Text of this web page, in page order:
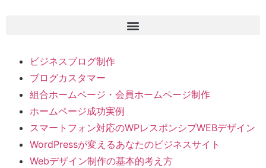
ビジネスブログ制作
ブログカスタマー
組合ホームページ・会員ホームページ制作
ホームページ成功実例
スマートフォン対応のWPレスポンシブWEBデザイン
WordPressが変えるあなたのビジネスサイト
Webデザイン制作の基本的考え方